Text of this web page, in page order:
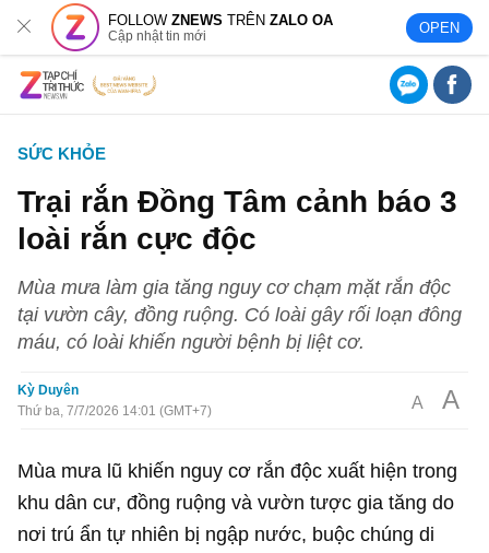
FOLLOWZNEWS TRÊNZALO OA
Cập nhật tin mới OPEN
SỨC KHỎE
Trại rắn Đồng Tâm cảnh báo 3
loài rắn cực độc
Mùa mưa làm gia tăng nguy cơ chạm mặt rắn độc
tại vườn cây, đồng ruộng. Có loài gây rối loạn đông
máu, có loài khiến người bệnh bị liệt cơ.
Kỳ Duyên
Thứ ba, 7/7/2026 14:01 (GMT+7)
A A
Mùa mưa lũ khiến nguy cơ rắn độc xuất hiện trong
khu dân cư, đồng ruộng và vườn tược gia tăng do
nơi trú ẩn tự nhiên bị ngập nước, buộc chúng di